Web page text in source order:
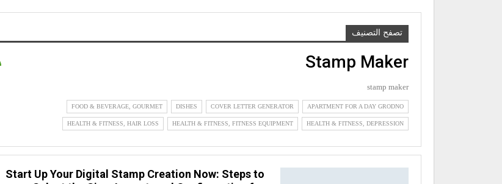
تصفح التصنيف
Stamp Maker
stamp maker
APARTMENT FOR A DAY GRODNO
COVER LETTER GENERATOR
DISHES
FOOD & BEVERAGE, GOURMET
HEALTH & FITNESS, DEPRESSION
HEALTH & FITNESS, FITNESS EQUIPMENT
HEALTH & FITNESS, HAIR LOSS
Start Up Your Digital Stamp Creation Now: Steps to